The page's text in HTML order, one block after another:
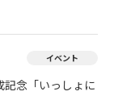
イベント
念「いっしょに